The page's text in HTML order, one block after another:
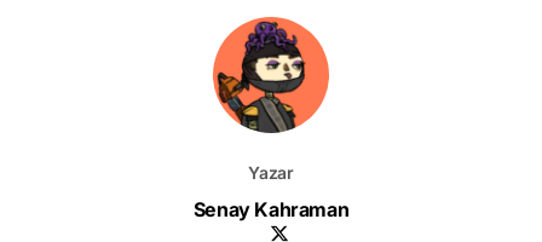
Yazar
Senay Kahraman